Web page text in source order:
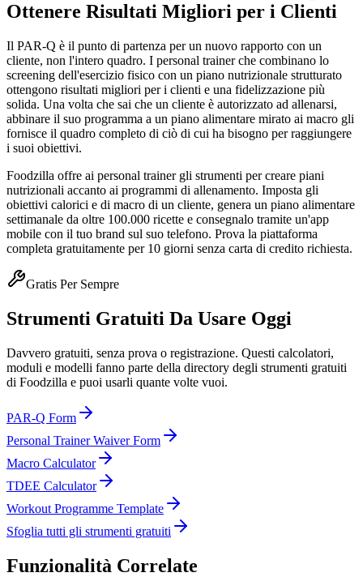
Ottenere Risultati Migliori per i Clienti
Il PAR-Q è il punto di partenza per un nuovo rapporto con un
cliente, non l'intero quadro. I personal trainer che combinano lo
screening dell'esercizio fisico con un piano nutrizionale strutturato
ottengono risultati migliori per i clienti e una fidelizzazione più
solida. Una volta che sai che un cliente è autorizzato ad allenarsi,
abbinare il suo programma a un piano alimentare mirato ai macro gli
fornisce il quadro completo di ciò di cui ha bisogno per raggiungere
i suoi obiettivi.
Foodzilla offre ai personal trainer gli strumenti per creare piani
nutrizionali accanto ai programmi di allenamento. Imposta gli
obiettivi calorici e di macro di un cliente, genera un piano alimentare
settimanale da oltre 100.000 ricette e consegnalo tramite un'app
mobile con il tuo brand sul suo telefono. Prova la piattaforma
completa gratuitamente per 10 giorni senza carta di credito richiesta.
Gratis Per Sempre
Strumenti Gratuiti Da Usare Oggi
Davvero gratuiti, senza prova o registrazione. Questi calcolatori,
moduli e modelli fanno parte della directory degli strumenti gratuiti
di Foodzilla e puoi usarli quante volte vuoi.
PAR-Q Form
Personal Trainer Waiver Form
Macro Calculator
TDEE Calculator
Workout Programme Template
Sfoglia tutti gli strumenti gratuiti
Funzionalità Correlate